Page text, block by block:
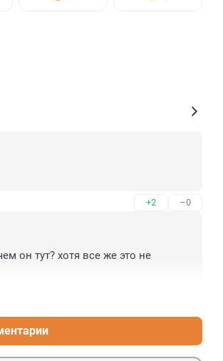
+2 –0
он тут? хотя все же это не